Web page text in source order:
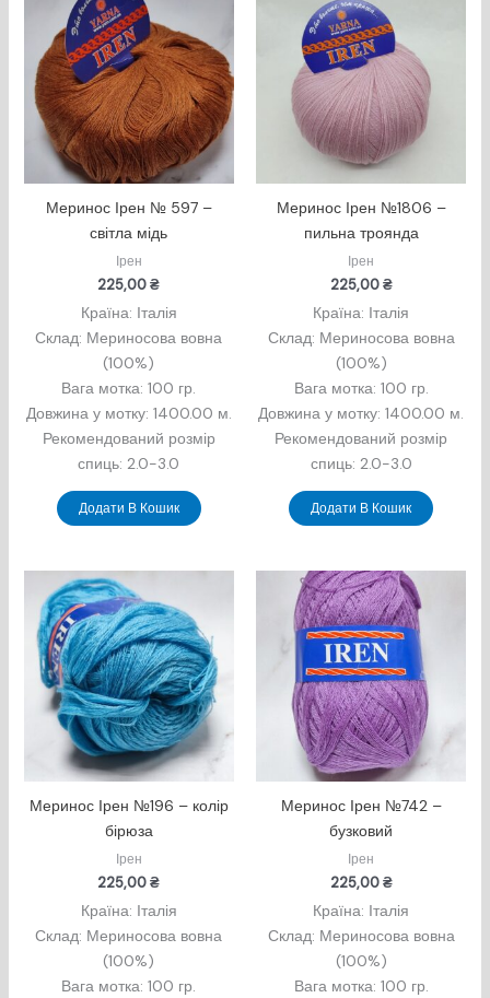
Меринос Ірен № 597 –
світла мідь
Ірен
225,00₴
Країна: Італія
Склад: Мериносова вовна
(100%)
Вага мотка: 100 гр.
Довжина у мотку: 1400.00 м.
Рекомендований розмір
спиць: 2.0-3.0
Додати В Кошик
Меринос Ірен №1806 –
пильна троянда
Ірен
225,00₴
Країна: Італія
Склад: Мериносова вовна
(100%)
Вага мотка: 100 гр.
Довжина у мотку: 1400.00 м.
Рекомендований розмір
спиць: 2.0-3.0
Додати В Кошик
Меринос Ірен №196 – колір
бірюза
Ірен
225,00₴
Країна: Італія
Склад: Мериносова вовна
(100%)
Вага мотка: 100 гр.
Меринос Ірен №742 –
бузковий
Ірен
225,00₴
Країна: Італія
Склад: Мериносова вовна
(100%)
Вага мотка: 100 гр.